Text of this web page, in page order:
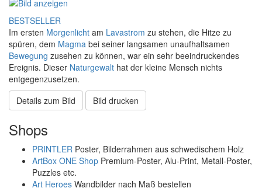
BESTSELLER
Im ersten Morgenlicht am Lavastrom zu stehen, die Hitze zu
spüren, dem Magma bei seiner langsamen unaufhaltsamen
Bewegung zusehen zu können, war ein sehr beeindruckendes
Ereignis. Dieser Naturgewalt hat der kleine Mensch nichts
entgegenzusetzen.
Details zum Bild
Bild drucken
Shops
PRINTLER Poster, Bilderrahmen aus schwedischem Holz
ArtBox ONE Shop Premium-Poster, Alu-Print, Metall-Poster,
Puzzles etc.
Art Heroes Wandbilder nach Maß bestellen